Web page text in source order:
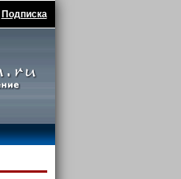
Подписка